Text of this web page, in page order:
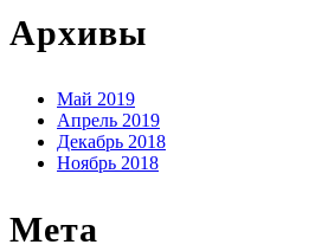
Архивы
Май 2019
Апрель 2019
Декабрь 2018
Ноябрь 2018
Мета